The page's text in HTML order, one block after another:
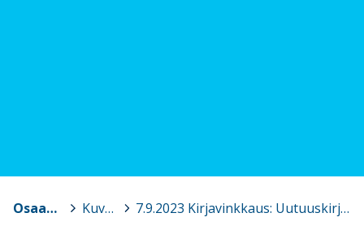
Osaava Satakunta > Kuvagalleria > 7.9.2023 Kirjavinkkaus: Uutuuskirjoja alle kouluikäisille